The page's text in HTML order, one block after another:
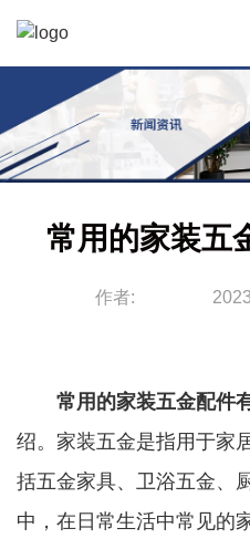
常用的家装五
作者:
常用的家装五金配件
绍。家装五金是指用于家
括五金家具、卫浴五金、
中，在日常生活中常见的